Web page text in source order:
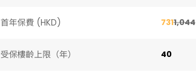
首年保費 (HKD) 7311,044
受保樓齡上限（年）​ 40